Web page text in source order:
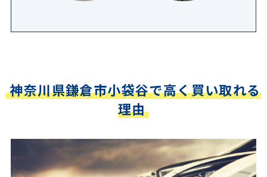
神奈川県鎌倉市小袋谷で高く買い取れる
理由